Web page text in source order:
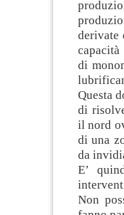
derivate
di
Questa
di
il nord
di una
da
E’
Non